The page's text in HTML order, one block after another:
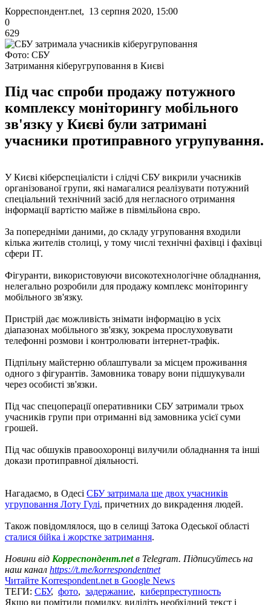
Корреспондент.net, 13 серпня 2020, 15:00
0
629
Фото: СБУ
Затримання кіберугруповання в Києві
Під час спроби продажу потужного
комплексу моніторингу мобільного
зв'язку у Києві були затримані
учасники протиправного угрупування.
У Києві кіберспеціалісти і слідчі СБУ викрили учасників
організованої групи, які намагалися реалізувати потужний
спеціальний технічний засіб для негласного отримання
інформації вартістю майже в півмільйона євро.
За попередніми даними, до складу угруповання входили
кілька жителів столиці, у тому числі технічні фахівці і фахівці
сфери IT.
Фігуранти, використовуючи високотехнологічне обладнання,
нелегально розробили для продажу комплекс моніторингу
мобільного зв'язку.
Пристрій дає можливість знімати інформацію в усіх
діапазонах мобільного зв'язку, зокрема прослуховувати
телефонні розмови і контролювати інтернет-трафік.
Підпільну майстерню облаштували за місцем проживання
одного з фігурантів. Замовника товару вони підшукували
через особисті зв'язки.
Під час спецоперації оперативники СБУ затримали трьох
учасників групи при отриманні від замовника усієї суми
грошей.
Під час обшуків правоохоронці вилучили обладнання та інші
докази протиправної діяльності.
Нагадаємо, в Одесі СБУ затримала ще двох учасників
угруповання Лоту Гулі, причетних до викрадення людей.
Також повідомлялося, що в селищі Затока Одеської області
сталися бійка і жорстке затримання.
Новини від Корреспондент.netв Telegram. Підписуйтесь на
наш канал https://t.me/korrespondentnet
Читайте Korrespondent.net в Google News
ТЕГИ: СБУ, фото, задержание, киберпреступность
Якщо ви помітили помилку, виділіть необхідний текст і